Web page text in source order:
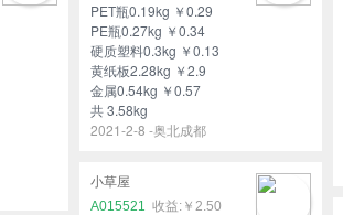
PET瓶0.19kg ￥0.29
PE瓶0.27kg ￥0.34
硬质塑料0.3kg ￥0.13
黄纸板2.28kg ￥2.9
金属0.54kg ￥0.57
共 3.58kg
2021-2-8 -奥北成都
小草屋
A015521
￥2.50